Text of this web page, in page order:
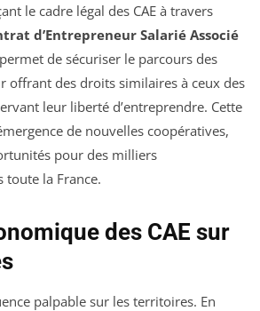
le cadre légal des CAE à travers
d’Entrepreneur Salarié Associé
de sécuriser le parcours des
offrant des droits similaires à ceux des
leur liberté d’entreprendre. Cette
de nouvelles coopératives,
pour des milliers
toute la France.
des CAE sur
palpable sur les territoires. En